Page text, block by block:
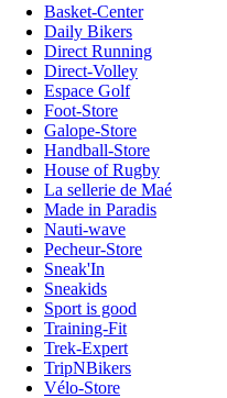
Basket-Center
Daily Bikers
Direct Running
Direct-Volley
Espace Golf
Foot-Store
Galope-Store
Handball-Store
House of Rugby
La sellerie de Maé
Made in Paradis
Nauti-wave
Pecheur-Store
Sneak'In
Sneakids
Sport is good
Training-Fit
Trek-Expert
TripNBikers
Vélo-Store